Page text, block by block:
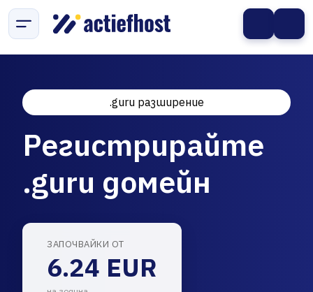
.guru разширение
Регистрирайте
.guru домейн
ЗАПОЧВАЙКИ ОТ
6.24 EUR